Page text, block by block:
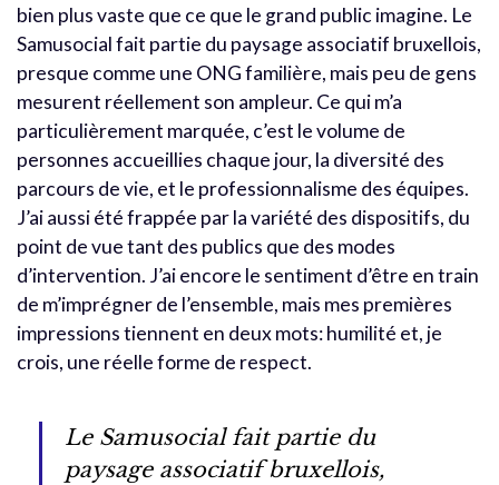
bien plus vaste que ce que le grand public imagine. Le
Samusocial fait partie du paysage associatif bruxellois,
presque comme une ONG familière, mais peu de gens
mesurent réellement son ampleur. Ce qui m’a
particulièrement marquée, c’est le volume de
personnes accueillies chaque jour, la diversité des
parcours de vie, et le professionnalisme des équipes.
J’ai aussi été frappée par la variété des dispositifs, du
point de vue tant des publics que des modes
d’intervention. J’ai encore le sentiment d’être en train
de m’imprégner de l’ensemble, mais mes premières
impressions tiennent en deux mots: humilité et, je
crois, une réelle forme de respect.
Le Samusocial fait partie du
paysage associatif bruxellois,